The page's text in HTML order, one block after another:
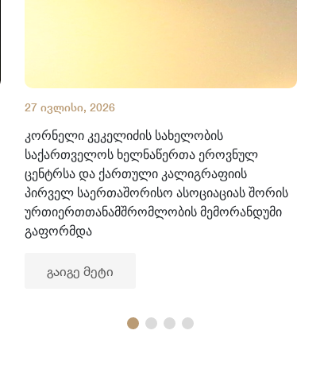
27 ივლისი, 2026
კორნელი კეკელიძის სახელობის
საქართველოს ხელნაწერთა ეროვნულ
ცენტრსა და ქართული კალიგრაფიის
პირველ საერთაშორისო ასოციაციას შორის
ურთიერთთანამშრომლობის მემორანდუმი
გაფორმდა
გაიგე მეტი